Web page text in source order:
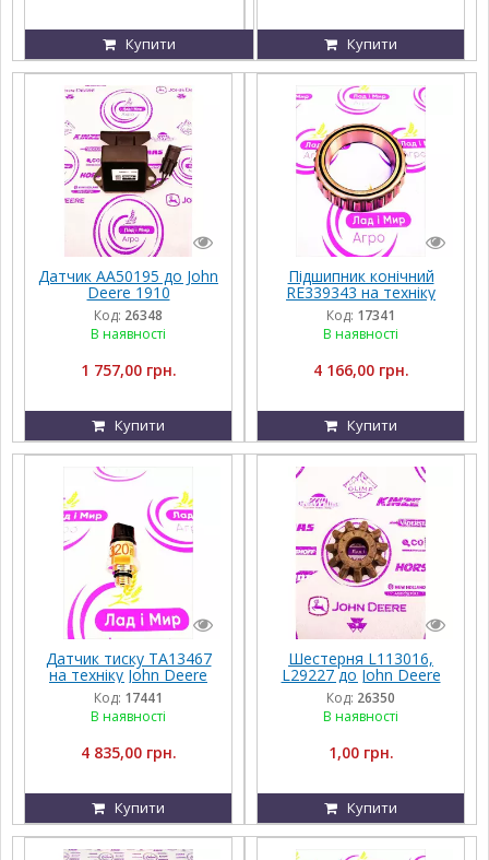
Купити Купити
Датчик AA50195 до John
Deere 1910
Код: 26348
В наявності
1 757,00 грн.
Купити
Підшипник конічний
RE339343 на техніку
John Deere
Код: 17341
В наявності
4 166,00 грн.
Купити
Датчик тиску TA13467
на техніку John Deere
Код: 17441
В наявності
4 835,00 грн.
Купити
Шестерня L113016,
L29227 до John Deere
6010, 6110, 6210, 6200,
6300, 6400, 6500, 6600,
7230
Код: 26350
В наявності
1,00 грн.
Купити